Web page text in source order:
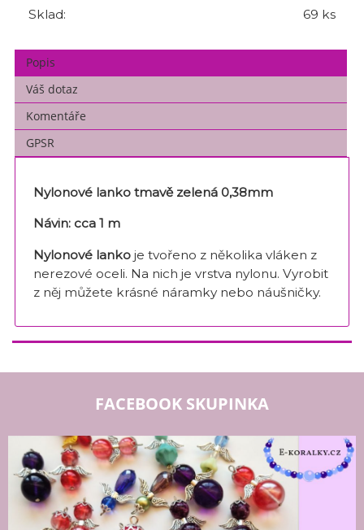
Sklad:
69 ks
Popis
Váš dotaz
Komentáře
GPSR
Nylonové lanko tmavě zelená 0,38mm
Návin: cca 1 m
Nylonové lankoje tvořeno z několika vláken z
nerezové oceli. Na nich je vrstva nylonu. Vyrobit
z něj můžete krásné náramky nebo náušničky.
FACEBOOK SKUPINKA